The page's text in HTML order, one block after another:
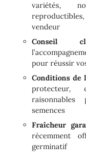
variétés,
vendeur
Conseil
pour réussir
Conditions de
semences
Fraîcheur
récemment
germinatif